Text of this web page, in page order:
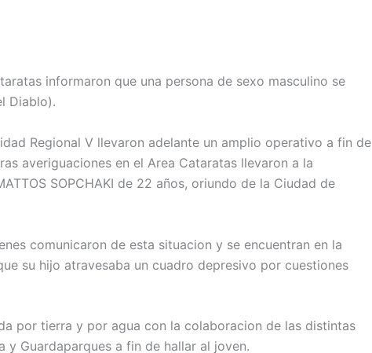
informaron que una persona de sexo masculino se
Diablo).
Regional V llevaron adelante un amplio operativo a fin de
averiguaciones en el Area Cataratas llevaron a la
SOPCHAKI de 22 años, oriundo de la Ciudad de
comunicaron de esta situacion y se encuentran en la
su hijo atravesaba un cuadro depresivo por cuestiones
por tierra y por agua con la colaboracion de las distintas
y Guardaparques a fin de hallar al joven.